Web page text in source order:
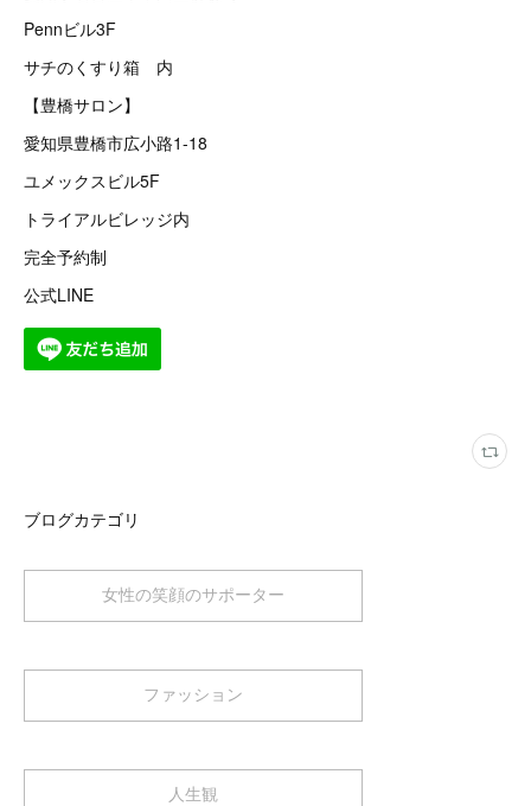
Pennビル3F
サチのくすり箱 内
【豊橋サロン】
愛知県豊橋市広小路1-18
ユメックスビル5F
トライアルビレッジ内
完全予約制
公式LINE
ブログカテゴリ
女性の笑顔のサポーター
ファッション
人生観